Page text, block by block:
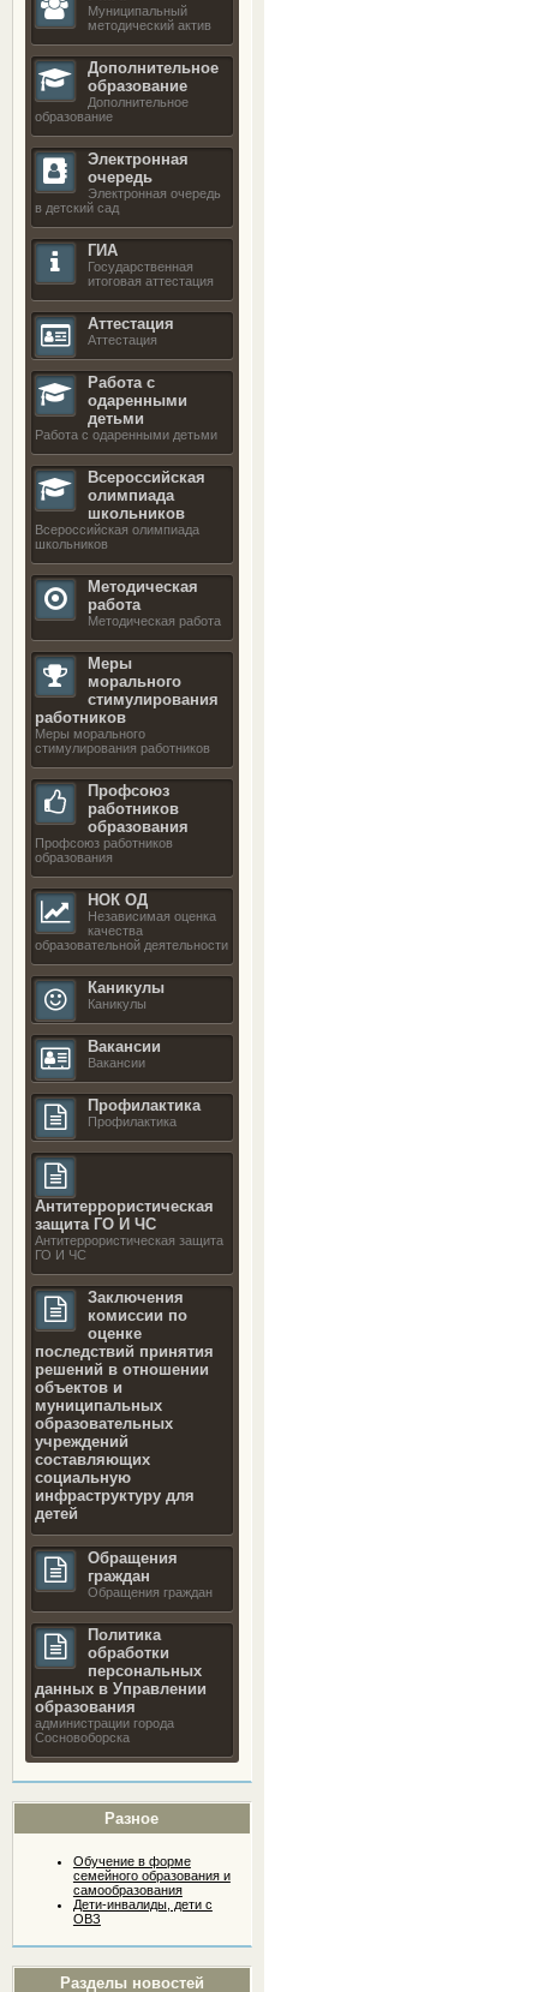
Муниципальный
методический актив
Дополнительное
образование
Дополнительное
образование
Электронная
очередь
Электронная очередь
в детский сад
ГИА
Государственная
итоговая аттестация
Аттестация
Аттестация
Работа с
одаренными
детьми
Работа с одаренными детьми
Всероссийская
олимпиада
школьников
Всероссийская олимпиада
школьников
Методическая
работа
Методическая работа
Меры
морального
стимулирования
работников
Меры морального
стимулирования работников
Профсоюз
работников
образования
Профсоюз работников
образования
НОК ОД
Независимая оценка
качества
образовательной деятельности
Каникулы
Каникулы
Вакансии
Вакансии
Профилактика
Профилактика
Антитеррористическая
защита ГО И ЧС
Антитеррористическая защита
ГО И ЧС
Заключения
комиссии по
оценке
последствий принятия
решений в отношении
объектов и
муниципальных
образовательных
учреждений
составляющих
социальную
инфраструктуру для
детей
Обращения
граждан
Обращения граждан
Политика
обработки
персональных
данных в Управлении
образования
администрации города
Сосновоборска
Разное
Обучение в форме
семейного образования и
самообразования
Дети-инвалиды, дети с
ОВЗ
Разделы новостей